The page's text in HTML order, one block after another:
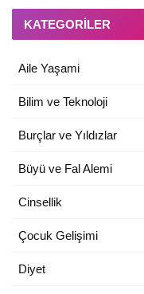
KATEGORILER
Aile Yaşami
Bilim ve Teknoloji
Burçlar ve Yıldızlar
Büyü ve Fal Alemi
Cinsellik
Çocuk Gelişimi
Diyet